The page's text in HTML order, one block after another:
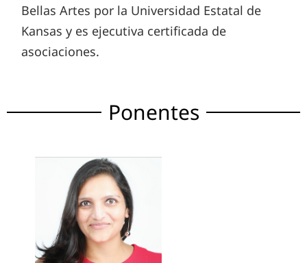
Bellas Artes por la Universidad Estatal de
Kansas y es ejecutiva certificada de
asociaciones.
Ponentes